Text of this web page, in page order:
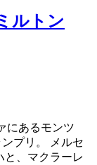
ルトン
にあるモンツ
プリ。 メルセ
と、マクラーレ